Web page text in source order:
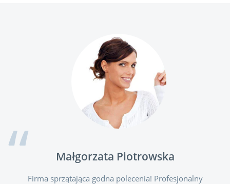
Małgorzata Piotrowska
Firma sprzątająca godna polecenia! Profesjonalny